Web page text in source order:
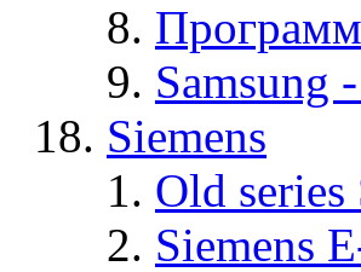
Samsung
Siemens
Old series
Siemens